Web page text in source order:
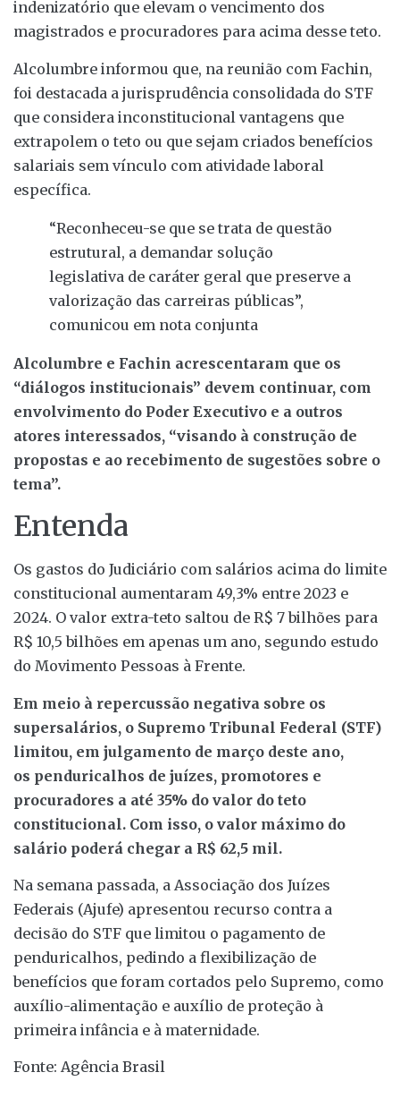
indenizatório que elevam o vencimento dos
magistrados e procuradores para acima desse teto.
Alcolumbre informou que, na reunião com Fachin,
foi destacada a jurisprudência consolidada do STF
que considera inconstitucional vantagens que
extrapolem o teto ou que sejam criados benefícios
salariais sem vínculo com atividade laboral
específica.
“Reconheceu-se que se trata de questão
estrutural, a demandar solução
legislativa de caráter geral que preserve a
valorização das carreiras públicas”,
comunicou em nota conjunta
Alcolumbre e Fachin acrescentaram que os
“diálogos institucionais” devem continuar, com
envolvimento do Poder Executivo e a outros
atores interessados, “visando à construção de
propostas e ao recebimento de sugestões sobre o
tema”.
Entenda
Os gastos do Judiciário com salários acima do limite
constitucional aumentaram 49,3% entre 2023 e
2024. O valor extra-teto saltou de R$ 7 bilhões para
R$ 10,5 bilhões em apenas um ano, segundo estudo
do Movimento Pessoas à Frente.
Em meio à repercussão negativa sobre os
supersalários, o Supremo Tribunal Federal (STF)
limitou, em julgamento de março deste ano,
os penduricalhos de juízes, promotores e
procuradores a até 35% do valor do teto
constitucional. Com isso, o valor máximo do
salário poderá chegar a R$ 62,5 mil.
Na semana passada, a Associação dos Juízes
Federais (Ajufe) apresentou recurso contra a
decisão do STF que limitou o pagamento de
penduricalhos, pedindo a flexibilização de
benefícios que foram cortados pelo Supremo, como
auxílio-alimentação e auxílio de proteção à
primeira infância e à maternidade.
Fonte: Agência Brasil